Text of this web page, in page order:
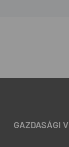
GAZDASÁGI